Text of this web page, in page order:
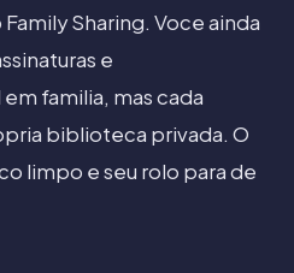
Sharing. Voce ainda
e
familia, mas cada
biblioteca privada. O
limpo e seu rolo para de